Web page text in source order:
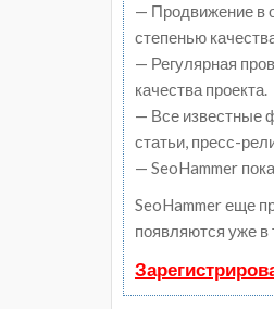
— Продвижение в
степенью
— Регулярная
качества проекта.
— Все известные
статьи, пресс-
— SeoHammer
SeoHammer еще
появляются уже в